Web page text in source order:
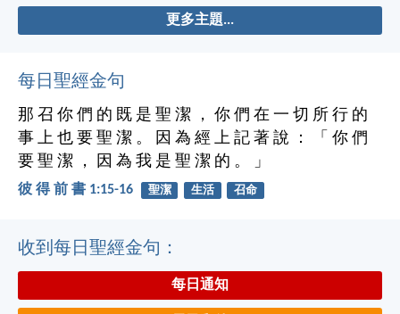
更多主題...
每日聖經金句
那 召 你 們 的 既 是 聖 潔 ， 你 們 在 一 切 所 行 的
事 上 也 要 聖 潔 。 因 為 經 上 記 著 說 ： 「 你 們
要 聖 潔 ， 因 為 我 是 聖 潔 的 。 」
彼 得 前 書 1:15-16 聖潔 生活 召命
收到每日聖經金句：
每日通知